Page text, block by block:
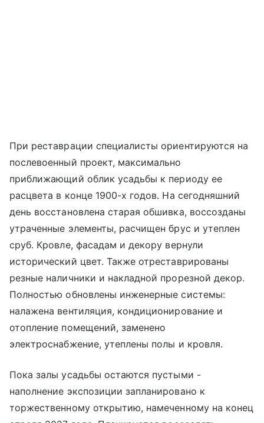
При реставрации специалисты ориентируются на
послевоенный проект, максимально
приближающий облик усадьбы к периоду ее
расцвета в конце 1900-х годов. На сегодняшний
день восстановлена старая обшивка, воссозданы
утраченные элементы, расчищен брус и утеплен
сруб. Кровле, фасадам и декору вернули
исторический цвет. Также отреставрированы
резные наличники и накладной прорезной декор.
Полностью обновлены инженерные системы:
налажена вентиляция, кондиционирование и
отопление помещений, заменено
электроснабжение, утеплены полы и кровля.
Пока залы усадьбы остаются пустыми -
наполнение экспозиции запланировано к
торжественному открытию, намеченному на конец